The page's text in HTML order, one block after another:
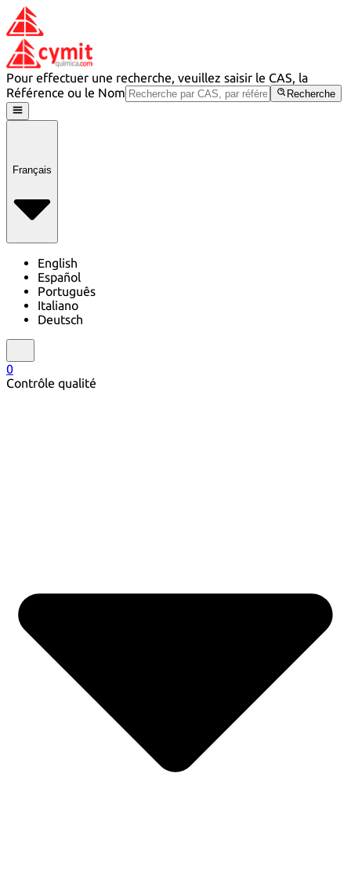
Pour effectuer une recherche, veuillez saisir le CAS, la
Référence ou le Nom
Recherche
Français
English
Español
Português
Italiano
Deutsch
0
Contrôle qualité